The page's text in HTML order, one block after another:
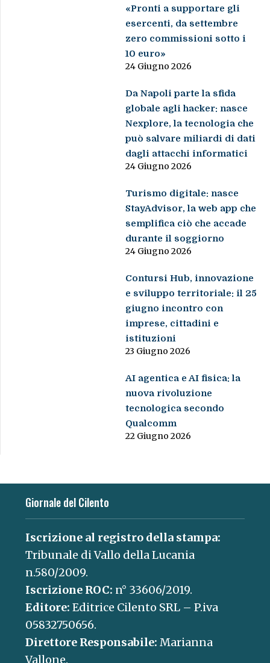
«Pronti a supportare gli
esercenti, da settembre
zero commissioni sotto i
10 euro»
24 Giugno 2026
Da Napoli parte la sfida
globale agli hacker: nasce
Nexplore, la tecnologia che
può salvare miliardi di dati
dagli attacchi informatici
24 Giugno 2026
Turismo digitale: nasce
StayAdvisor, la web app che
semplifica ciò che accade
durante il soggiorno
24 Giugno 2026
Contursi Hub, innovazione
e sviluppo territoriale: il 25
giugno incontro con
imprese, cittadini e
istituzioni
23 Giugno 2026
AI agentica e AI fisica: la
nuova rivoluzione
tecnologica secondo
Qualcomm
22 Giugno 2026
Giornale del Cilento
Iscrizione al registro della stampa:
Tribunale di Vallo della Lucania
n.580/2009.
Iscrizione ROC: n° 33606/2019.
Editore: Editrice Cilento SRL – P.iva
05832750656.
Direttore Responsabile: Marianna
Vallone.